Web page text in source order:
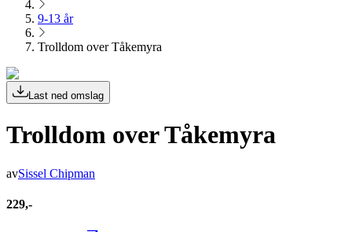
9-13 år
Trolldom over Tåkemyra
Last ned omslag
Trolldom over Tåkemyra
avSissel Chipman
229,-